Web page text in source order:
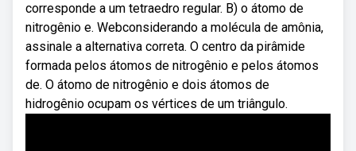
corresponde a um tetraedro regular. B) o átomo de
nitrogênio e. Webconsiderando a molécula de amônia,
assinale a alternativa correta. O centro da pirâmide
formada pelos átomos de nitrogênio e pelos átomos
de. O átomo de nitrogênio e dois átomos de
hidrogênio ocupam os vértices de um triângulo.